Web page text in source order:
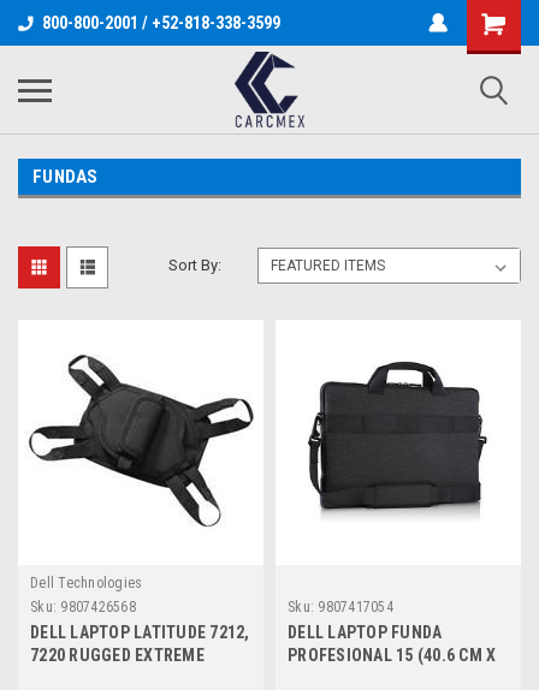
800-800-2001 / +52-818-338-3599
FUNDAS
Sort By:
Dell Technologies
Sku: 9807426568
DELL LAPTOP LATITUDE 7212,
7220 RUGGED EXTREME
Sku: 9807417054
DELL LAPTOP FUNDA
PROFESIONAL 15 (40.6 CM X